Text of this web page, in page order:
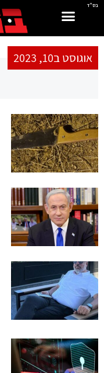
בס"ד
אוגוסט ב10, 2023